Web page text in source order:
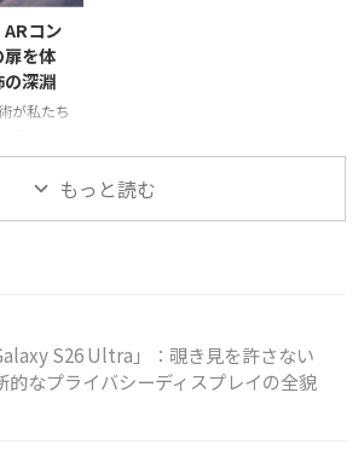
ARコン
扉を体
深淵
が私たち
ます。特
は、現
もっと読む
S26 Ultra」：覗き見を許さない
的なプライバシーディスプレイの全貌